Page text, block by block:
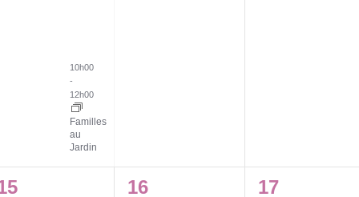
10h00
-
12h00
Familles
au
Jardin
0
16
0
17